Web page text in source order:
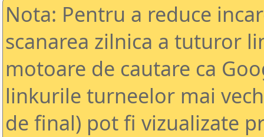
Nota: Pentru a reduce
scanarea zilnica a tuturor
motoare de cautare ca
linkurile turneelor mai
de final) pot fi vizualizate